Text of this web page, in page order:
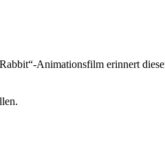
Animationsfilm erinnert